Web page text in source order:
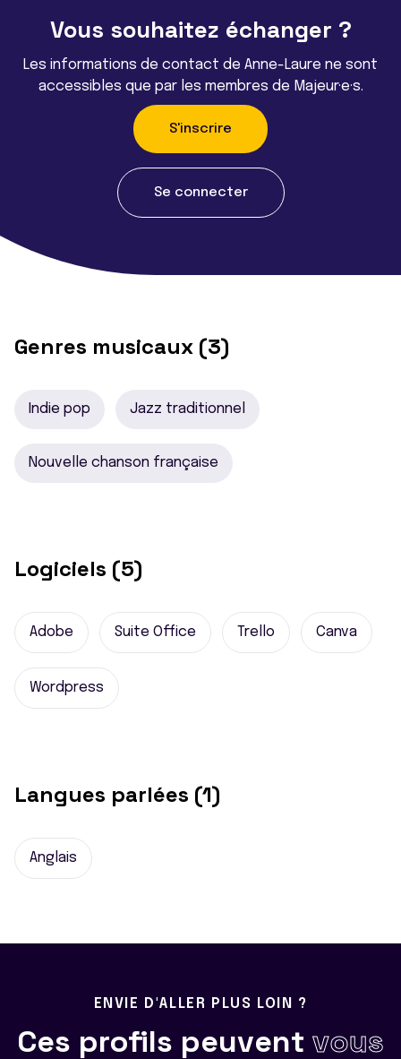
Vous souhaitez échanger ?
Les informations de contact de Anne-Laure ne sont
accessibles que par les membres de Majeur·e·s.
S'inscrire
Se connecter
Genres musicaux (3)
Indie pop Jazz traditionnel
Nouvelle chanson française
Logiciels (5)
Adobe Suite Office Trello Canva
Wordpress
Langues parlées (1)
Anglais
ENVIE D'ALLER PLUS LOIN ?
Ces profils peuvent vous